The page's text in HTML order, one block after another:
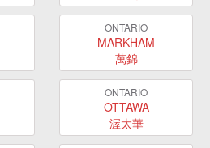
ONTARIO
MARKHAM
萬錦
ONTARIO
OTTAWA
渥太華